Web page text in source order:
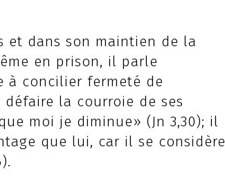
et dans son maintien de la
en prison, il parle
à concilier fermeté de
la courroie de ses
moi je diminue» (Jn 3,30); il
que lui, car il se considère